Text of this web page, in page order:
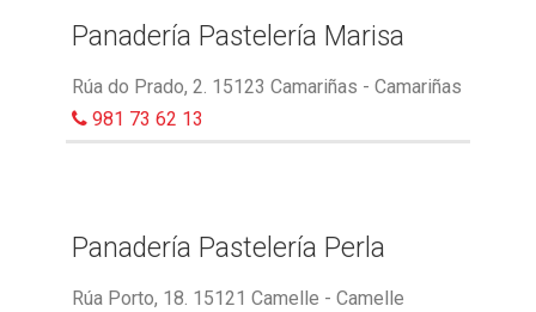
Panadería Pastelería Marisa
Rúa do Prado, 2. 15123 Camariñas - Camariñas
981 73 62 13
Panadería Pastelería Perla
Rúa Porto, 18. 15121 Camelle - Camelle